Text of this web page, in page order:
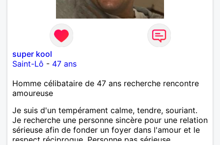
super kool
Saint-Lô - 47 ans
Homme célibataire de 47 ans recherche rencontre
amoureuse
Je suis d'un tempérament calme, tendre, souriant.
Je recherche une personne sincère pour une relation
sérieuse afin de fonder un foyer dans l'amour et le
respect réciproque. Personne pas sérieuse